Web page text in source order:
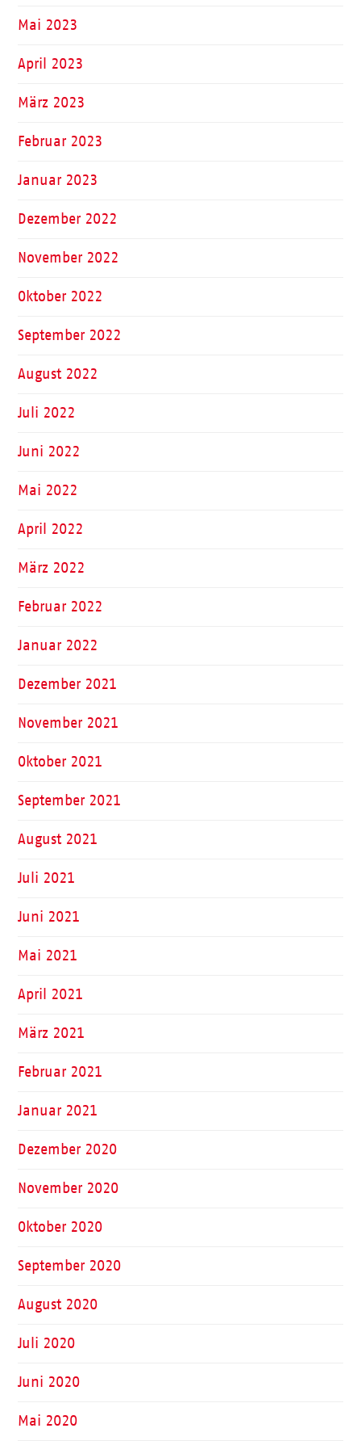
Mai 2023
April 2023
März 2023
Februar 2023
Januar 2023
Dezember 2022
November 2022
Oktober 2022
September 2022
August 2022
Juli 2022
Juni 2022
Mai 2022
April 2022
März 2022
Februar 2022
Januar 2022
Dezember 2021
November 2021
Oktober 2021
September 2021
August 2021
Juli 2021
Juni 2021
Mai 2021
April 2021
März 2021
Februar 2021
Januar 2021
Dezember 2020
November 2020
Oktober 2020
September 2020
August 2020
Juli 2020
Juni 2020
Mai 2020